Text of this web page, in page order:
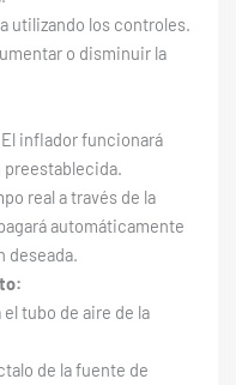
utilizando los controles.
o disminuir la
inflador funcionará
preestablecida.
real a través de la
automáticamente
deseada.
tubo de aire de la
de la fuente de